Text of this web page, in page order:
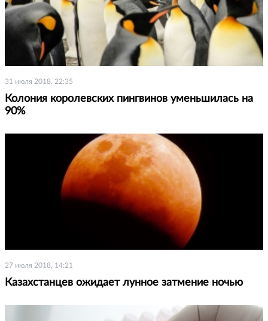
31 июля 2018, 22:35
Колония королевских пингвинов уменьшилась на
90%
27 июля 2018, 14:21
Казахстанцев ожидает лунное затмение ночью